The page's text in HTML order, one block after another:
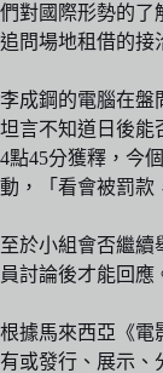
們對國際形勢的了
追問場地租借的接
李成鋼的電腦在盤
坦言不知道日後能
4點45分獲釋，今
動，「看會被罰款
至於小組會否繼
員討論後才能回應
根據馬來西亞《電
有或發行、展示、